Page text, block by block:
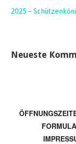
2025 –
Neueste